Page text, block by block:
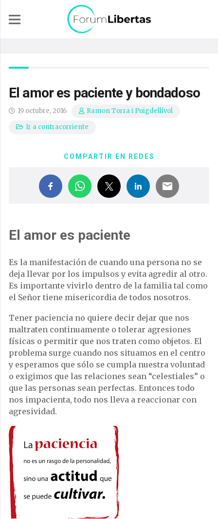
El amor es paciente y bondadoso
19 octubre, 2016
Ramon Torra i Puigdellívol
Ir a contracorriente
COMPARTIR EN REDES
El amor es paciente
Es la manifestación de cuando una persona no se
deja llevar por los impulsos y evita agredir al otro.
Es importante vivirlo dentro de la familia tal como
el Señor tiene misericordia de todos nosotros.
Tener paciencia no quiere decir dejar que nos
maltraten continuamente o tolerar agresiones
físicas o permitir que nos traten como objetos. El
problema surge cuando nos situamos en el centro
y esperamos que sólo se cumpla nuestra voluntad
o exigimos que las relaciones sean “celestiales” o
que las personas sean perfectas. Entonces todo
nos impacienta, todo nos lleva a reaccionar con
agresividad.